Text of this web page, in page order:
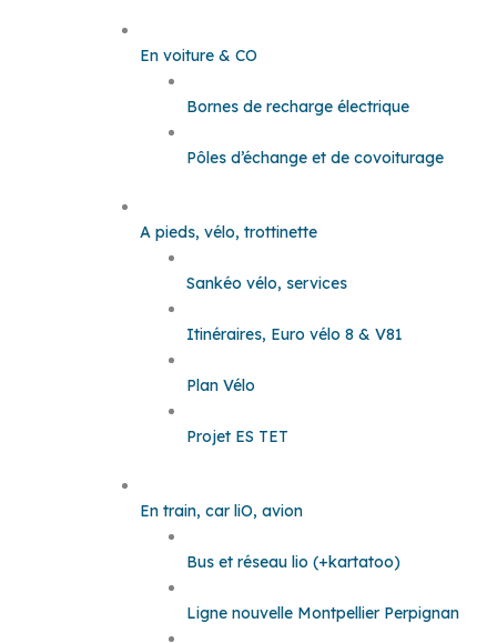
En voiture & CO
Bornes de recharge électrique
Pôles d’échange et de covoiturage
A pieds, vélo, trottinette
Sankéo vélo, services
Itinéraires, Euro vélo 8 & V81
Plan Vélo
Projet ES TET
En train, car liO, avion
Bus et réseau lio (+kartatoo)
Ligne nouvelle Montpellier Perpignan